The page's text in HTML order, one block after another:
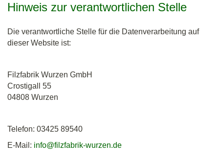
Hinweis zur verantwortlichen Stelle
Die verantwortliche Stelle für die Datenverarbeitung auf
dieser Website ist:
Filzfabrik Wurzen GmbH
Crostigall 55
04808 Wurzen
Telefon: 03425 89540
E-Mail: info@filzfabrik-wurzen.de